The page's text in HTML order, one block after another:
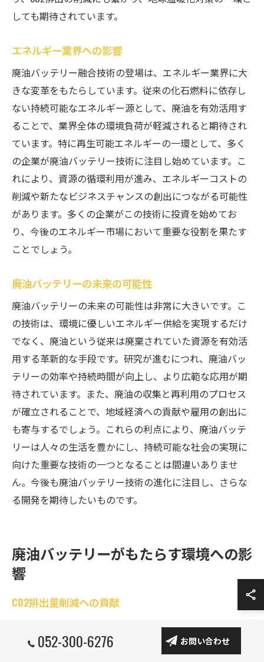
しても期待されています。
エネルギー業界への影響
廃油バッテリー融合技術の登場は、エネルギー業界に大
きな変革をもたらしています。従来の化石燃料に依存し
ない持続可能なエネルギー源として、廃油を有効活用す
ることで、業界全体の環境負荷が軽減されると期待され
ています。特に再生可能エネルギーの一環として、多く
の企業が廃油バッテリー技術に注目し始めています。こ
れにより、資源の循環利用が進み、エネルギーコストの
削減や新たなビジネスチャンスの創出につながる可能性
があります。多くの企業がこの技術に投資を始めてお
り、今後のエネルギー市場において重要な役割を果たす
ことでしょう。
廃油バッテリーの未来の可能性
廃油バッテリーの未来の可能性は非常に大きいです。こ
の技術は、環境に優しいエネルギー供給を実現するだけ
でなく、廃油という従来は廃棄されていた資源を有効活
用する革新的な手段です。研究が進むにつれ、廃油バッ
テリーの効率や持続時間が向上し、より広範な応用が期
待されています。また、廃油の収集と再利用のプロセス
が確立されることで、地域経済への貢献や雇用の創出に
も寄与するでしょう。これらの利点により、廃油バッテ
リーは人々の生活を豊かにし、持続可能な社会の実現に
向けた重要な技術の一つとなることは間違いありませ
ん。今後も廃油バッテリー技術の進化に注目し、さらな
る開発を期待したいものです。
廃油バッテリーがもたらす環境への影
響
CO2排出量削減への貢献
廃油バッテリーがもたらす最大の利点の一つは、CO2排
出量の削減です。従来の化石燃料に依存するエネルギー
052-300-6276 お問い合わせ